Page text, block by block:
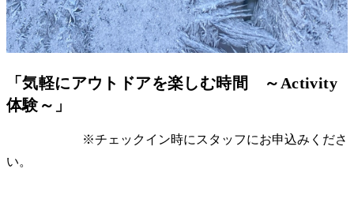
「気軽にアウトドアを楽しむ時間 ～Activity
体験～」
※チェックイン時にスタッフにお申込みくださ
い。